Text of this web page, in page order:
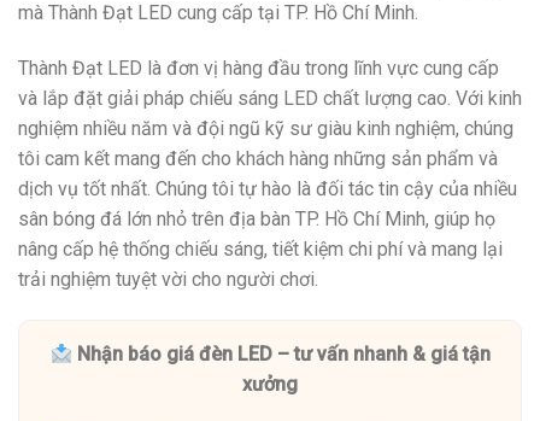
mà Thành Đạt LED cung cấp tại TP. Hồ Chí Minh.
Thành Đạt LED là đơn vị hàng đầu trong lĩnh vực cung cấp
và lắp đặt giải pháp chiếu sáng LED chất lượng cao. Với kinh
nghiệm nhiều năm và đội ngũ kỹ sư giàu kinh nghiệm, chúng
tôi cam kết mang đến cho khách hàng những sản phẩm và
dịch vụ tốt nhất. Chúng tôi tự hào là đối tác tin cậy của nhiều
sân bóng đá lớn nhỏ trên địa bàn TP. Hồ Chí Minh, giúp họ
nâng cấp hệ thống chiếu sáng, tiết kiệm chi phí và mang lại
trải nghiệm tuyệt vời cho người chơi.
Nhận báo giá đèn LED – tư vấn nhanh & giá tận
xưởng